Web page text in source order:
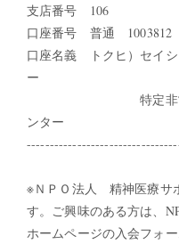
支店番号 106
口座番号 普通 1003812
口座名義 トクヒ）セイシ
ー
特定非営利活動
ンター
※ＮＰＯ法人 精神医療サ
す。ご興味のある方は、
ホームページの入会フォ